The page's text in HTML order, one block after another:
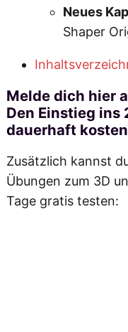
Neues
Shaper
Melde dich hier
Den Einstieg ins
dauerhaft
Zusätzlich kannst
Übungen zum 3D
Tage gratis testen: